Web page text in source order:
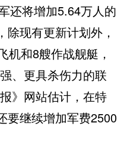
还将增加5.64万人的
现有更新计划外，
机和8艘作战舰艇，
、更具杀伤力的联
》网站估计，在特
要继续增加军费2500